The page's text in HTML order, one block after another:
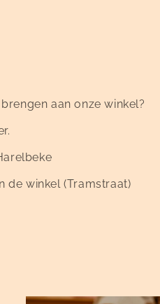
aan onze winkel?
de winkel (Tramstraat)